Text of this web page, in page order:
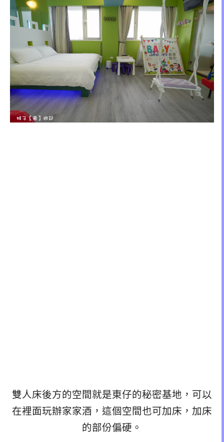
雙人床後方的空間就是東仔的秘密基地，可以
在裡面玩辦家家酒，這個空間也可加床，加床
的部份偏硬。